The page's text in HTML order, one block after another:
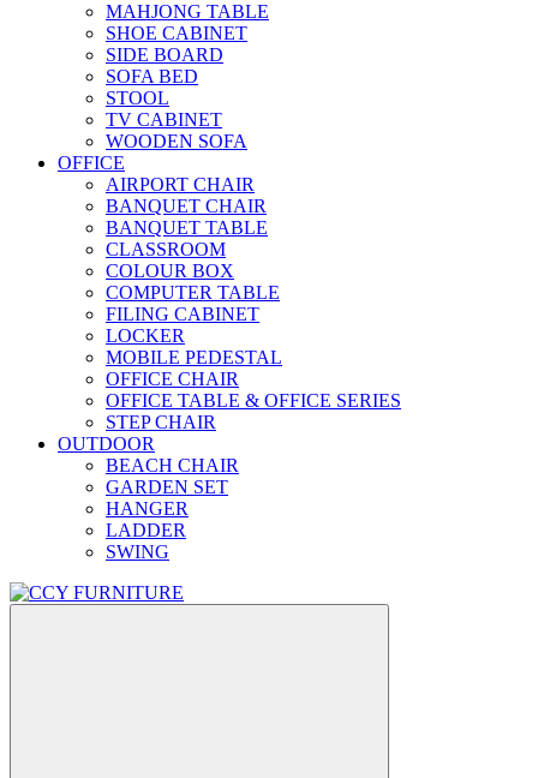
MAHJONG TABLE
SHOE CABINET
SIDE BOARD
SOFA BED
STOOL
TV CABINET
WOODEN SOFA
OFFICE
AIRPORT CHAIR
BANQUET CHAIR
BANQUET TABLE
CLASSROOM
COLOUR BOX
COMPUTER TABLE
FILING CABINET
LOCKER
MOBILE PEDESTAL
OFFICE CHAIR
OFFICE TABLE & OFFICE SERIES
STEP CHAIR
OUTDOOR
BEACH CHAIR
GARDEN SET
HANGER
LADDER
SWING